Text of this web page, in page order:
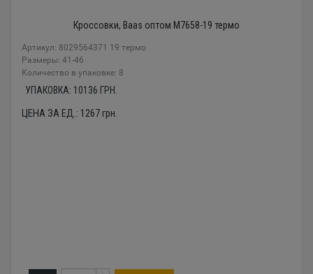
Кроссовки, Baas оптом M7658-19 термо
Артикул: 8029564371 19 термо
Размеры: 41-46
Количество в упаковке: 8
УПАКОВКА: 10136 ГРН.
ЦЕНА ЗА ЕД.: 1267грн.